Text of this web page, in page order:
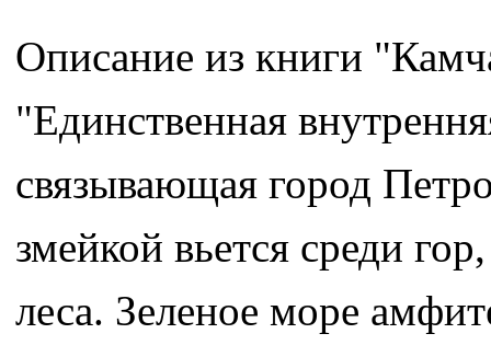
Описание из книги
"Единственная
связывающая город
змейкой вьется среди
леса. Зеленое море